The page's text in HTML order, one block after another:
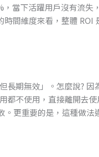
當下活躍用戶沒有流失，
時間維度來看，整體 ROI
長期無效」。怎麼說?
都不使用，直接離開去
更重要的是，這種做法